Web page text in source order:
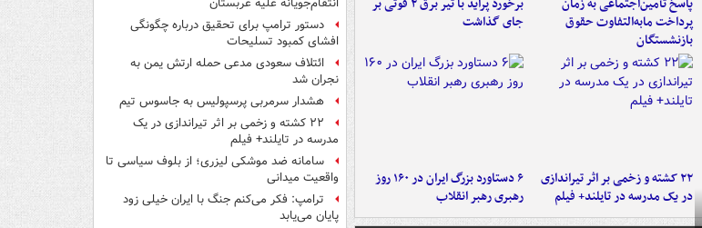
پاسخ تأمین‌اجتماعی به زمان
پرداخت مابه‌التفاوت حقوق
بازنشستگان
برخورد پراید با تیر برق ۲ فوتی بر
جای گذاشت
۲۲ کشته و زخمی بر اثر تیراندازی
در یک مدرسه در تایلند+ فیلم
۶ دستاورد بزرگ ایران در ۱۶۰ روز
رهبری رهبر انقلاب
انتقام‌جویانه علیه عربستان
دستور ترامپ برای تحقیق درباره چگونگی
افشای کمبود تسلیحات
ائتلاف سعودی مدعی حمله ارتش یمن به
نجران شد
هشدار سرمربی پرسپولیس به جاسوس تیم
۲۲ کشته و زخمی بر اثر تیراندازی در یک
مدرسه در تایلند+ فیلم
سامانه ضد موشکی لیزری؛ از بلوف سیاسی تا
واقعیت میدانی
ترامپ: فکر می‌کنم جنگ با ایران خیلی زود
پایان می‌یابد